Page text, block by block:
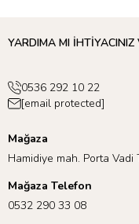
YARDIMA MI İHTİYACINIZ
0536 292 10 22
[email protected]
Mağaza
Hamidiye mah. Porta
Mağaza Telefon
0532 290 33 08